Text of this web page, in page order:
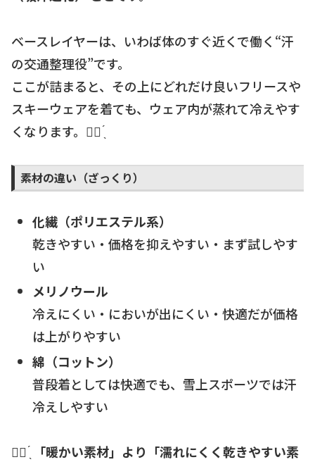
ベースレイヤーは、いわば体のすぐ近くで働く“汗
の交通整理役”です。
ここが詰まると、その上にどれだけ良いフリースや
スキーウェアを着ても、ウェア内が蒸れて冷えやす
くなります。☝🏻 ̖́
素材の違い（ざっくり）
化繊（ポリエステル系）
乾きやすい・価格を抑えやすい・まず試しやす
い
メリノウール
冷えにくい・においが出にくい・快適だが価格
は上がりやすい
綿（コットン）
普段着としては快適でも、雪上スポーツでは汗
冷えしやすい
☝🏻 ̖́ 「暖かい素材」より「濡れにくく乾きやすい素